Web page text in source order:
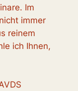
Im
immer
reinem
ich Ihnen,